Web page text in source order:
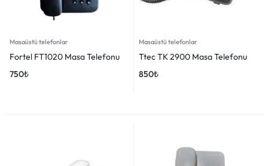
Masaüstü telefonlar
Fortel FT1020 Masa Telefonu
750₺
Masaüstü telefonlar
Ttec TK 2900 Masa Telefonu
850₺